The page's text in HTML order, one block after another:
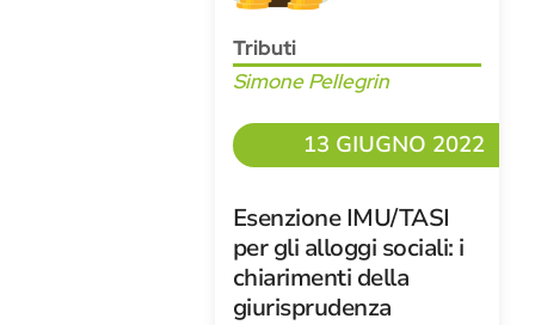
Tributi
Simone Pellegrin
13 GIUGNO 2022
Esenzione IMU/TASI
per gli alloggi sociali: i
chiarimenti della
giurisprudenza